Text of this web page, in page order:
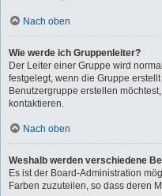
Nach oben
Wie werde ich Gruppenleiter?
Der Leiter einer Gruppe wird
festgelegt, wenn die Gruppe
Benutzergruppe erstellen
kontaktieren.
Nach oben
Weshalb werden verschiedene
Es ist der Board-Administration
Farben zuzuteilen, so dass deren